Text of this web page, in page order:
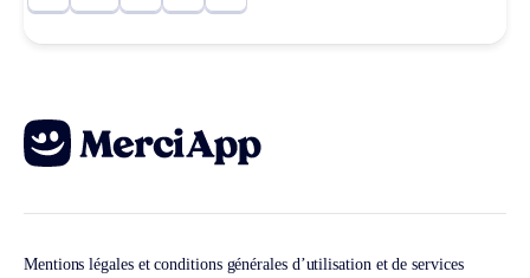
Mentions légales et conditions générales d’utilisation et de services